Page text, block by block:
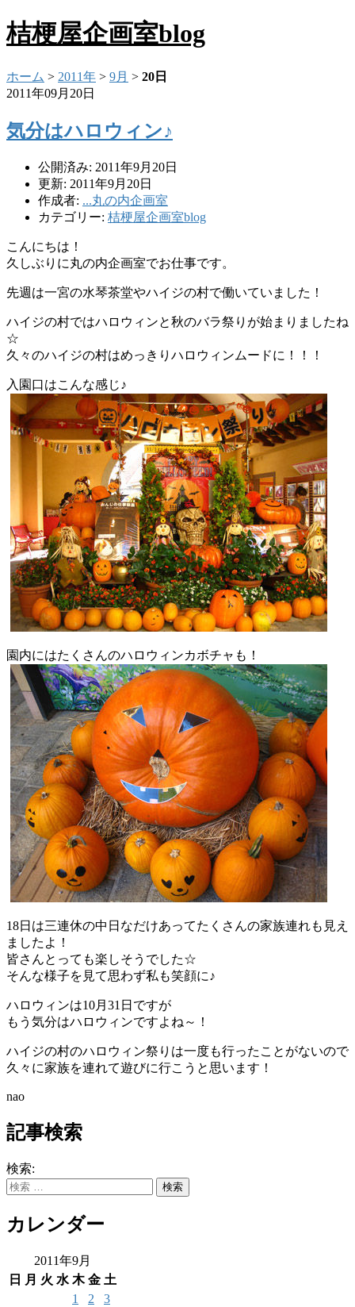
桔梗屋企画室blog
ホーム > 2011年 > 9月 > 20日
2011年09月20日
気分はハロウィン♪
公開済み: 2011年9月20日
更新: 2011年9月20日
作成者: ...丸の内企画室
カテゴリー: 桔梗屋企画室blog
こんにちは！
久しぶりに丸の内企画室でお仕事です。
先週は一宮の水琴茶堂やハイジの村で働いていました！
ハイジの村ではハロウィンと秋のバラ祭りが始まりましたね
☆
久々のハイジの村はめっきりハロウィンムードに！！！
入園口はこんな感じ♪
園内にはたくさんのハロウィンカボチャも！
18日は三連休の中日なだけあってたくさんの家族連れも見え
ましたよ！
皆さんとっても楽しそうでした☆
そんな様子を見て思わず私も笑顔に♪
ハロウィンは10月31日ですが
もう気分はハロウィンですよね～！
ハイジの村のハロウィン祭りは一度も行ったことがないので
久々に家族を連れて遊びに行こうと思います！
nao
記事検索
検索:
カレンダー
2011年9月
日
月 火 水 木 金 土
1 2
3